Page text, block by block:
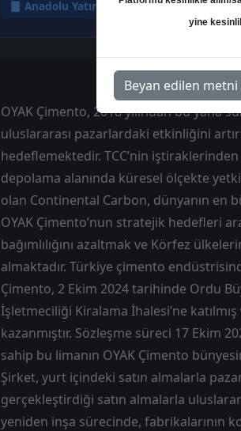
Anadolu Yatırım Hedef: 31.45 ₺
OYAK Çimento, 2018 yılından bu yana
uluslararası pazarlardaki etkinliğini
hedeflemektedir. TCC’nin
depolama alanında küresel ölçekte
olan Continental Carbon, dünyanın en
OYAK Çimento’nun stratejik hedefleri
bağımlılığını azaltmak ve Körfez
almaktadır. Türkiye çimento
Çimento, 2 Ekim 2024 tarihinde Ordu
İşletmeciliği Kiralama İhalesi’ne
kazanmıştır. Sözleşme süreci 17 Ekim
sahip bu limanın OYAK Çimento
Şirket, yurt içindeki satın almalarla
gerçekleştirdiği satın almalarla
yeniden inşa sürecinde, fabrikalarının
yine